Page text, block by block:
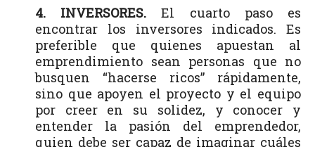
4. INVERSORES. El cuarto paso es
encontrar los inversores indicados. Es
preferible que quienes apuestan al
emprendimiento sean personas que no
busquen “hacerse ricos” rápidamente,
sino que apoyen el proyecto y el equipo
por creer en su solidez, y conocer y
entender la pasión del emprendedor,
quien debe ser capaz de imaginar cuáles